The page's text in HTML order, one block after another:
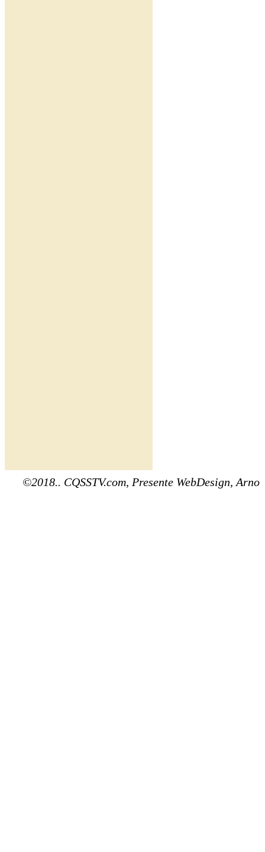
©2018.. CQSSTV.com, Presente WebDesign, Arno